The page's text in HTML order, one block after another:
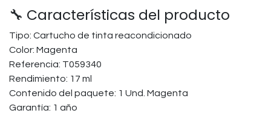
🔧 Características del producto
Tipo: Cartucho de tinta reacondicionado
Color: Magenta
Referencia: T059340
Rendimiento: 17 ml
Contenido del paquete: 1 Und. Magenta
Garantía: 1 año